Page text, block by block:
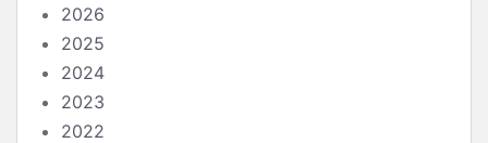
2026
2025
2024
2023
2022